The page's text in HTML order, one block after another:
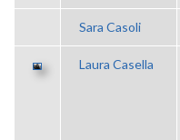
Sara Casoli
Laura Casella